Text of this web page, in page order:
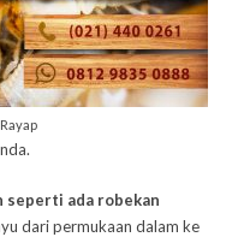
seperti ada robekan
dari permukaan dalam ke